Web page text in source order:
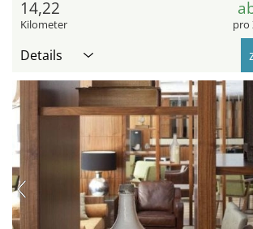
14,22
Kilometer pro
Details